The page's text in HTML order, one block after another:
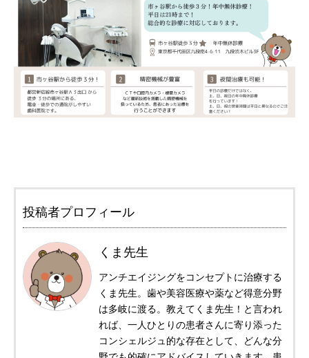
投稿者プロフィール
くま先生
アンチエイジングをコンセプトに治療する
くま先生。歯や美容医療や薬など得意分野
は多岐に渡る。教えてくま先生！と言われ
れば、一人ひとりの患者さんに寄り添った
コンシェルジュ的な存在として、どんな分